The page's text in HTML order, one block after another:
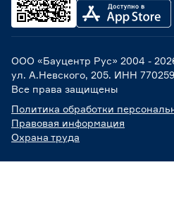
ООО «Бауцентр Рус» 2004 -
ул. А.Невского, 205. ИНН
Все права защищены
Политика обработки
Правовая информация
Охрана труда